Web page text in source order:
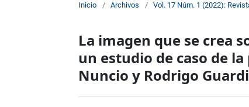
Inicio / Archivos / Vol. 17 Núm. 1 (2022):
La imagen que se crea
un estudio de caso de
Nuncio y Rodrigo